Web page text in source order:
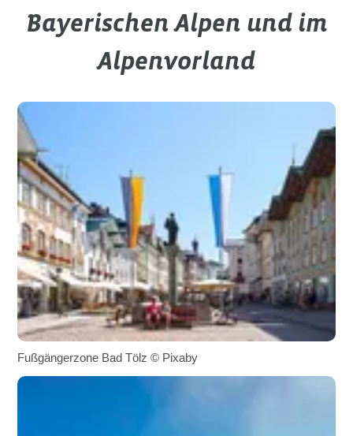
Bayerischen Alpen und im
Alpenvorland
Fußgängerzone Bad Tölz © Pixaby